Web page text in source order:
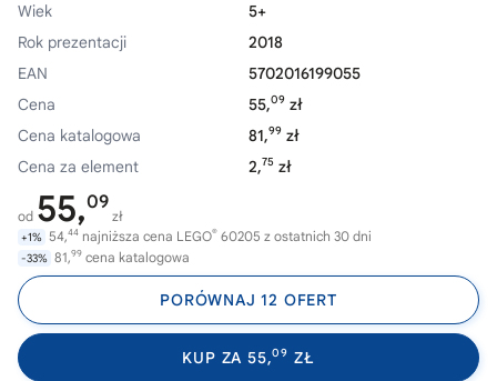
Wiek
5+
Rok prezentacji
2018
EAN
5702016199055
Cena
55,09 zł
Cena katalogowa
81,99 zł
Cena za element
2,75 zł
od 55,09
zł
+1% 54,44 najniższa cena LEGO® 60205 z ostatnich 30 dni
-33% 81,99 cena katalogowa
PORÓWNAJ 12 OFERT
KUP ZA 55,09 ZŁ